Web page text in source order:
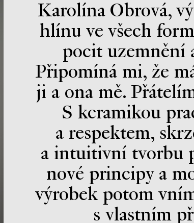
Karolína Obrová,
hlínu ve všech
pocit uzemnění
Připomíná mi, že
ji a ona mě.
S keramikou
a respektem,
a intuitivní tvorbu
nové principy a
výrobek potom
s vlastním